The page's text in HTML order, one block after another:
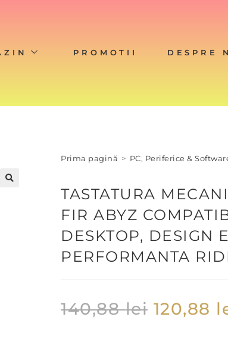
PROMOTII DESPRE
Prima pagină > PC, Periferice &
TASTATURA
FIR ABYZ
DESKTOP, DESIGN
PERFORMANTA
140,88lei 120,88